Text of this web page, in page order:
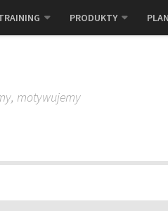
PRODUKTY
motywujemy